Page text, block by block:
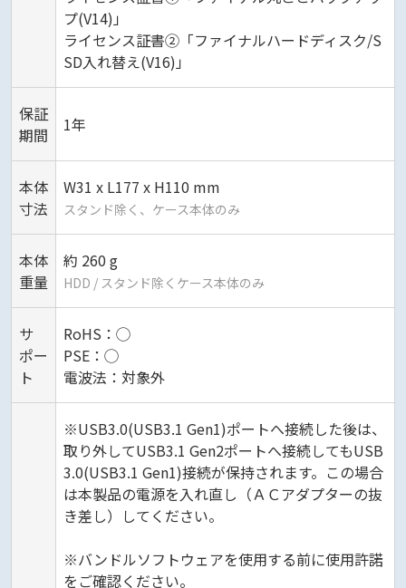
プ(V14)」
ライセンス証書②「ファイナルハードディスク/S
SD入れ替え(V16)」
保証
期間
1年
本体
寸法
W31 x L177 x H110 mm
スタンド除く、ケース本体のみ
本体
重量
約 260 g
HDD / スタンド除くケース本体のみ
サ
ポー
ト
RoHS：◯
PSE：◯
電波法：対象外
※USB3.0(USB3.1 Gen1)ポートへ接続した後は、
取り外してUSB3.1 Gen2ポートへ接続してもUSB
3.0(USB3.1 Gen1)接続が保持されます。この場合
は本製品の電源を入れ直し（ＡＣアダプターの抜
き差し）してください。
※バンドルソフトウェアを使用する前に使用許諾
をご確認ください。